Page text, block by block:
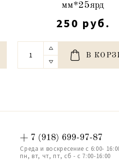
мм*25ярд
250 руб.
В
+ 7 (918) 699-97-87
Среда и воскресение с 6:00-
пн, вт, чт, пт, сб - с 7:00-16:00